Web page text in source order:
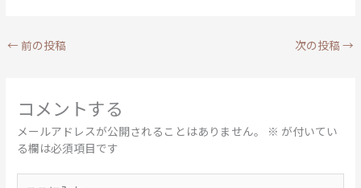
← 前の投稿 次の投稿 →
コメントする
メールアドレスが公開されることはありません。 ※ が付いてい
る欄は必須項目です